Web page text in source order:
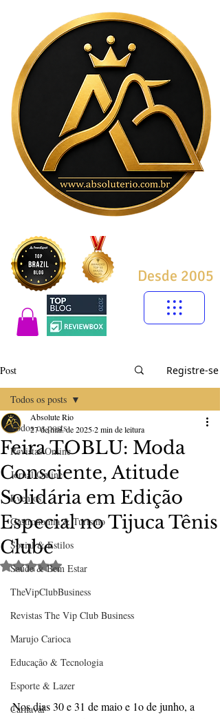
Desde 2005
Post Registre-se
Todos os posts
Revistas Online
Jornal Online
Eventos
Gastronomia & Turismo
Social & Estilos
Saúde & Bem Estar
TheVipClubBusiness
Revistas The Vip Club Business
Marujo Carioca
Educação & Tecnologia
Esporte & Lazer
Carnaval
Todos os posts
Feira TOBLU: Moda
Consciente, Atitude
Solidária em Edição
Especial no Tijuca Tênis
Clube
Absolute Rio
27 de mai. de 20252 min de leitura
Avaliado com NaN de 5 estrelas.
Nos dias 30 e 31 de maio e 1o de junho, a